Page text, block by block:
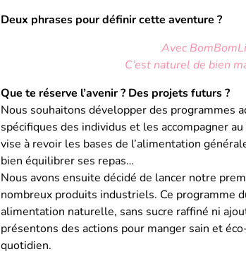
Deux phrases pour définir cette aventure ?
Avec
C’est naturel de bien
Que te réserve l’avenir ? Des projets futurs ?
Nous souhaitons développer des programmes
spécifiques des individus et les accompagner
vise à revoir les bases de l’alimentation
bien équilibrer ses repas…
Nous avons ensuite décidé de lancer notre
nombreux produits industriels. Ce programme
alimentation naturelle, sans sucre raffiné ni
présentons des actions pour manger sain et
quotidien.